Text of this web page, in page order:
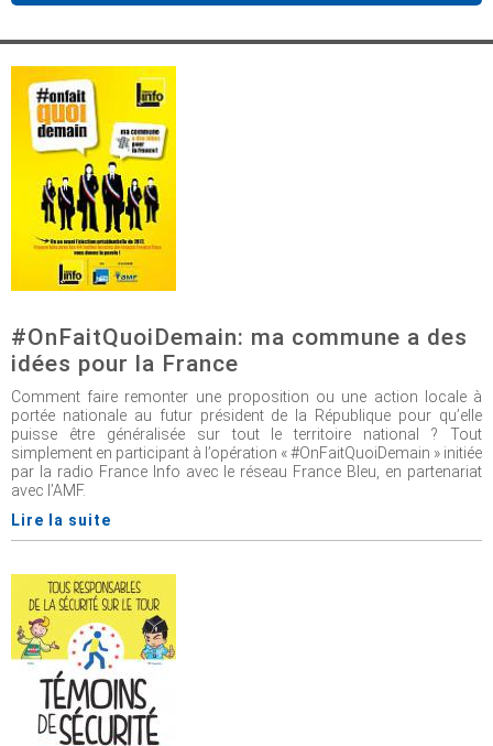
#OnFaitQuoiDemain: ma commune a des
idées pour la France
Comment faire remonter une proposition ou une action locale à
portée nationale au futur président de la République pour qu’elle
puisse être généralisée sur tout le territoire national ? Tout
simplement en participant à l’opération « #OnFaitQuoiDemain » initiée
par la radio France Info avec le réseau France Bleu, en partenariat
avec l’AMF.
Lire la suite